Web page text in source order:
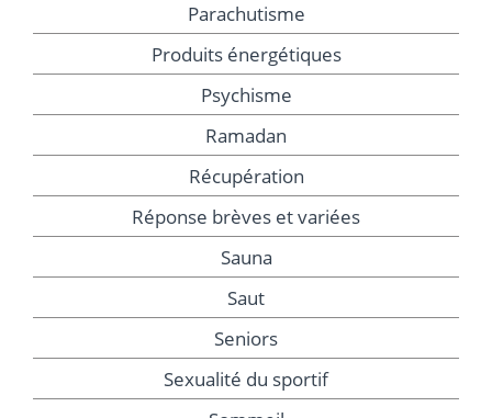
Parachutisme
Produits énergétiques
Psychisme
Ramadan
Récupération
Réponse brèves et variées
Sauna
Saut
Seniors
Sexualité du sportif